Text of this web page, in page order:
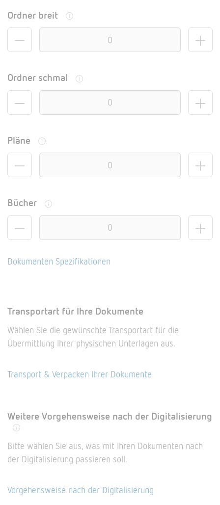
Ordner breit
Ordner schmal
Pläne
Bücher
Dokumenten Spezifikationen
Transportart für Ihre Dokumente
Wählen Sie die gewünschte Transportart für die
Übermittlung Ihrer physischen Unterlagen aus.
Transport & Verpacken Ihrer Dokumente
Weitere Vorgehensweise nach der Digitalisierung
Bitte wählen Sie aus, was mit Ihren Dokumenten nach
der Digitalisierung passieren soll.
Vorgehensweise nach der Digitalisierung